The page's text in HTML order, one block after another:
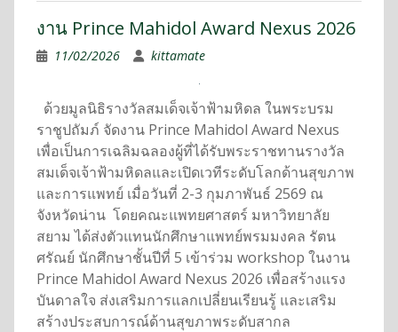
งาน Prince Mahidol Award Nexus 2026
11/02/2026 kittamate
ด้วยมูลนิธิรางวัลสมเด็จเจ้าฟ้ามหิดล ในพระบรม
ราชูปถัมภ์ จัดงาน Prince Mahidol Award Nexus
เพื่อเป็นการเฉลิมฉลองผู้ที่ได้รับพระราชทานรางวัล
สมเด็จเจ้าฟ้ามหิดลและเปิดเวทีระดับโลกด้านสุขภาพ
และการแพทย์ เมื่อวันที่ 2-3 กุมภาพันธ์ 2569 ณ
จังหวัดน่าน โดยคณะแพทยศาสตร์ มหาวิทยาลัย
สยาม ได้ส่งตัวแทนนักศึกษาแพทย์พรมมงคล รัตน
ศรัณย์ นักศึกษาชั้นปีที่ 5 เข้าร่วม workshop ในงาน
Prince Mahidol Award Nexus 2026 เพื่อสร้างแรง
บันดาลใจ ส่งเสริมการแลกเปลี่ยนเรียนรู้ และเสริม
สร้างประสบการณ์ด้านสุขภาพระดับสากล